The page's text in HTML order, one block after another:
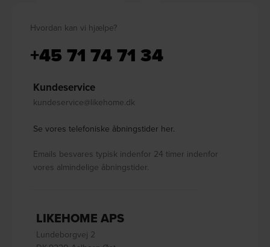
Hvordan kan vi hjælpe?
+45 71 74 71 34
Kundeservice
kundeservice@likehome.dk
Se vores telefoniske åbningstider her.
Emails besvares typisk indenfor 24 timer indenfor
vores almindelige åbningstider.
LIKEHOME APS
Lundeborgvej 2